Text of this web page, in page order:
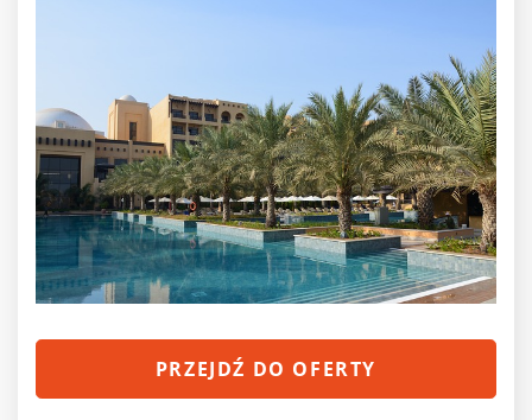
PRZEJDŹ DO OFERTY